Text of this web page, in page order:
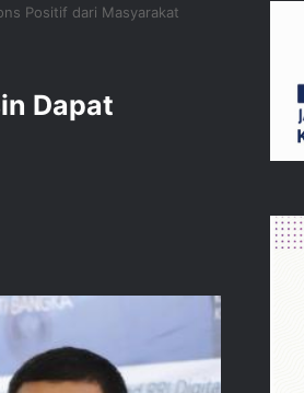
Positif dari Masyarakat
Dapat